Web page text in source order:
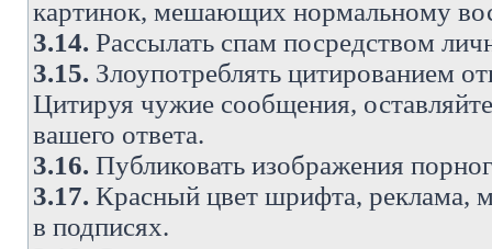
картинок, мешающих нормальному
3.14. Рассылать спам посредством
3.15. Злоупотреблять цитированием
Цитируя чужие сообщения,
вашего ответа.
3.16. Публиковать изображения
3.17. Красный цвет шрифта, реклама,
в подписях.